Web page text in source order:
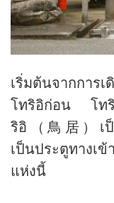
เริ่มต้นจากการ
โทริอิก่อน โท
ริอิ（鳥居）เป็
เป็นประตูทางเข้
แห่งนี้